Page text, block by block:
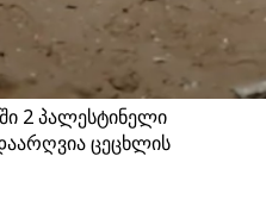
2 პალესტინელი
ცეცხლის